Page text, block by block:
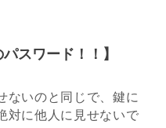
スワード！！】
ないのと同じで、鍵に
対に他人に見せないで